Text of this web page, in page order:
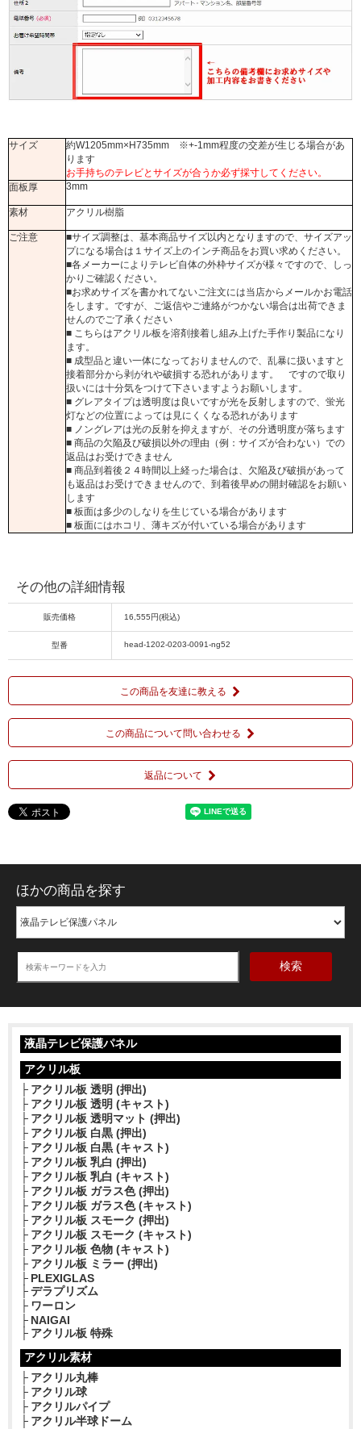
サイズ
約W1205mm×H735mm ※+-1mm程度の交差が生じる場合があ
ります
お手持ちのテレビとサイズが合うか必ず採寸してください。
面板厚
3mm
素材 アクリル樹脂
ご注意
■サイズ調整は、基本商品サイズ以内となりますので、サイズアッ
プになる場合は１サイズ上のインチ商品をお買い求めください。
■各メーカーによりテレビ自体の外枠サイズが様々ですので、しっ
かりご確認ください。
■お求めサイズを書かれてないご注文には当店からメールかお電話
をします。ですが、ご返信やご連絡がつかない場合は出荷できま
せんのでご了承ください
■ こちらはアクリル板を溶剤接着し組み上げた手作り製品になり
ます。
■ 成型品と違い一体になっておりませんので、乱暴に扱いますと
接着部分から剥がれや破損する恐れがあります。 ですので取り
扱いには十分気をつけて下さいますようお願いします。
■ グレアタイプは透明度は良いですが光を反射しますので、蛍光
灯などの位置によっては見にくくなる恐れがあります
■ ノングレアは光の反射を抑えますが、その分透明度が落ちます
■ 商品の欠陥及び破損以外の理由（例：サイズが合わない）での
返品はお受けできません
■ 商品到着後２４時間以上経った場合は、欠陥及び破損があって
も返品はお受けできませんので、到着後早めの開封確認をお願い
します
■ 板面は多少のしなりを生じている場合があります
■ 板面にはホコリ、薄キズが付いている場合があります
その他の詳細情報
販売価格 16,555円(税込)
型番 head-1202-0203-0091-ng52
この商品を友達に教える
この商品について問い合わせる
返品について
ほかの商品を探す
検索
液晶テレビ保護パネル
アクリル板
アクリル板 透明 (押出)
アクリル板 透明 (キャスト)
アクリル板 透明マット (押出)
アクリル板 白黒 (押出)
アクリル板 白黒 (キャスト)
アクリル板 乳白 (押出)
アクリル板 乳白 (キャスト)
アクリル板 ガラス色 (押出)
アクリル板 ガラス色 (キャスト)
アクリル板 スモーク (押出)
アクリル板 スモーク (キャスト)
アクリル板 色物 (キャスト)
アクリル板 ミラー (押出)
PLEXIGLAS
デラプリズム
ワーロン
NAIGAI
アクリル板 特殊
アクリル素材
アクリル丸棒
アクリル球
アクリルパイプ
アクリル半球ドーム